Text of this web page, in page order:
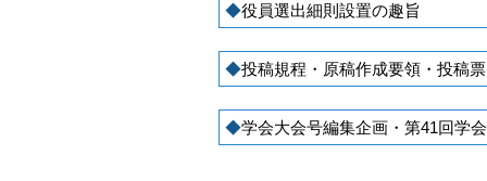
役員選出細則設置の趣旨
投稿規程・原稿作成要領・投稿票
学会大会号編集企画・第41回学